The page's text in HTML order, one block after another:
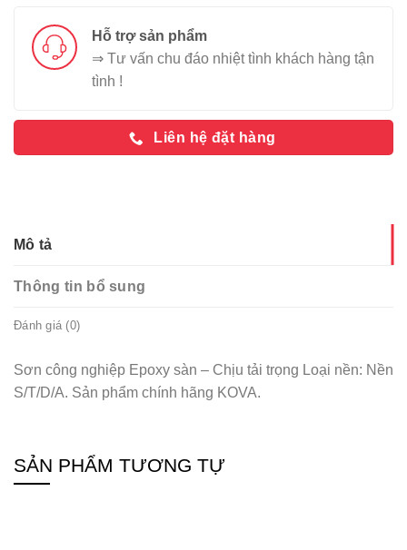
Hỗ trợ sản phẩm
⇒ Tư vấn chu đáo nhiệt tình khách hàng tận
tình !
Liên hệ đặt hàng
Mô tả
Thông tin bổ sung
Đánh giá (0)
Sơn công nghiệp Epoxy sàn – Chịu tải trọng Loại nền: Nền
S/T/D/A. Sản phẩm chính hãng KOVA.
SẢN PHẨM TƯƠNG TỰ